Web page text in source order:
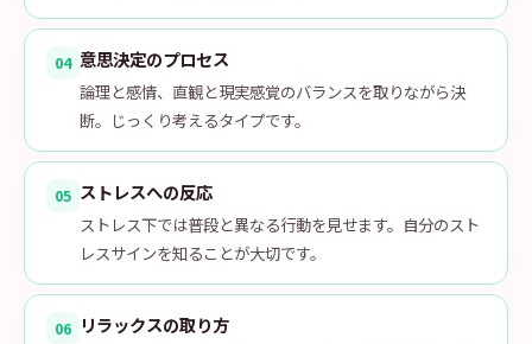
04 意思決定のプロセス
論理と感情、直観と現実感覚のバランスを取りながら決
断。じっくり考えるタイプです。
05 ストレスへの反応
ストレス下では普段と異なる行動を見せます。自分のスト
レスサインを知ることが大切です。
06 リラックスの取り方